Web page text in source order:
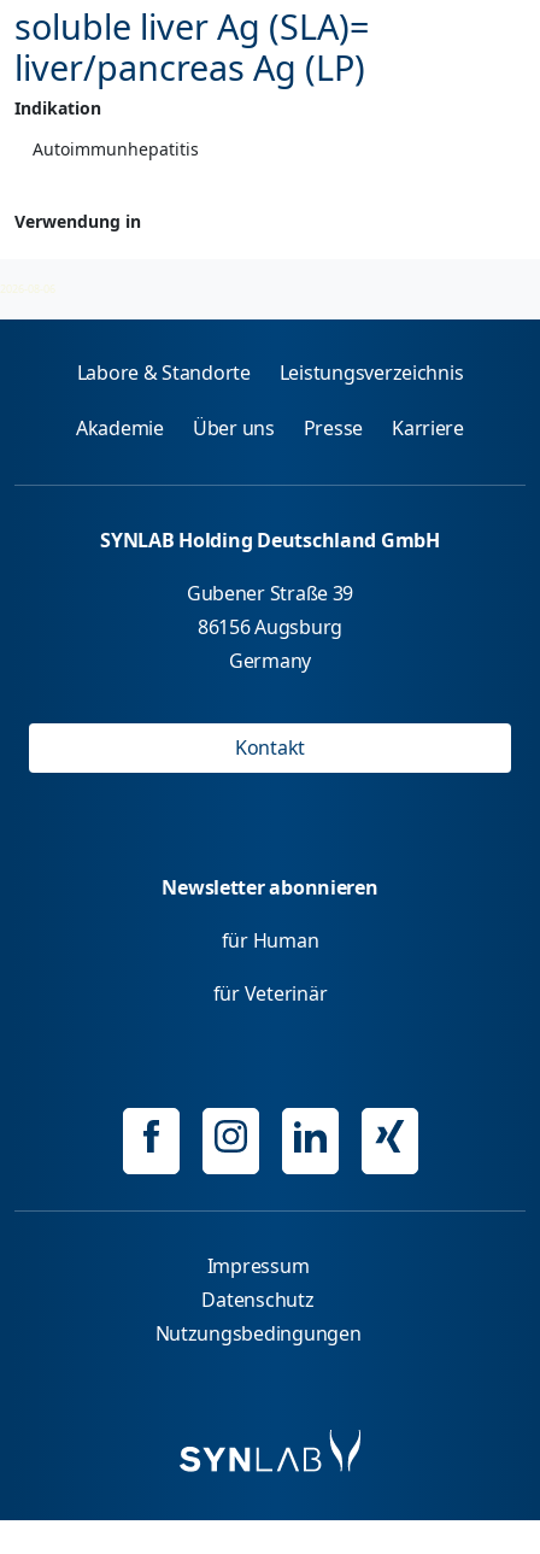
soluble liver Ag (SLA)=
liver/pancreas Ag (LP)
Indikation
Autoimmunhepatitis
Verwendung in
2026-08-06
Labore & Standorte Leistungsverzeichnis
Akademie Über uns Presse Karriere
SYNLAB Holding Deutschland GmbH
Gubener Straße 39
86156 Augsburg
Germany
Kontakt
Newsletter abonnieren
für Human
für Veterinär
Impressum
Datenschutz
Nutzungsbedingungen